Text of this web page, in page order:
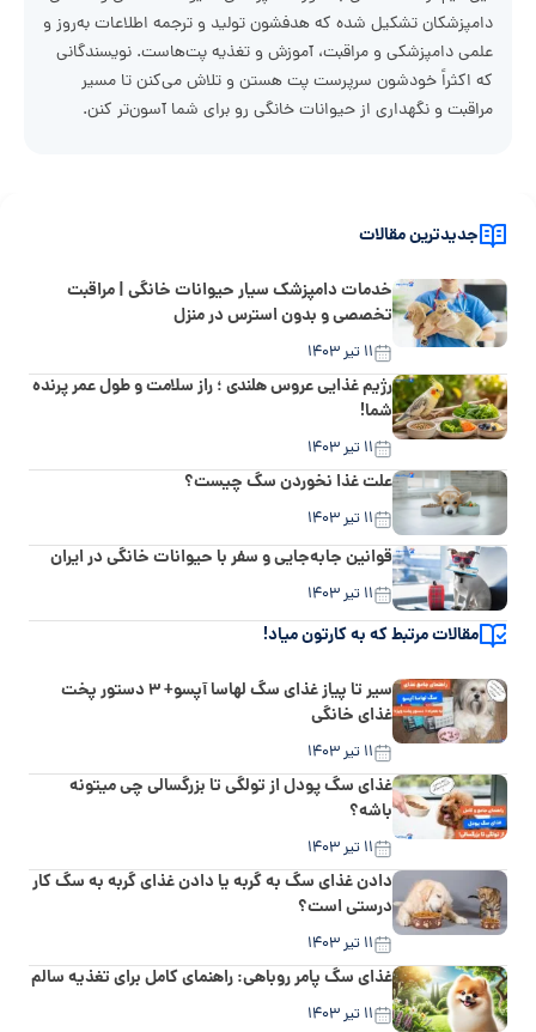
دامپزشکان تشکیل شده که هدفشون تولید و ترجمه اطلاعات به‌روز و
علمی دامپزشکی و مراقبت، آموزش و تغذیه پت‌هاست. نویسندگانی
که اکثراً خودشون سرپرست پت هستن و تلاش می‌کنن تا مسیر
مراقبت و نگهداری از حیوانات خانگی رو برای شما آسون‌تر کنن.
جدیدترین مقالات
خدمات دامپزشک سیار حیوانات خانگی | مراقبت
تخصصی و بدون استرس در منزل
۱۱ تیر ۱۴۰۳
رژیم غذایی عروس هلندی ؛ راز سلامت و طول عمر پرنده
شما!
۱۱ تیر ۱۴۰۳
علت غذا نخوردن سگ چیست؟
۱۱ تیر ۱۴۰۳
قوانین جابه‌جایی و سفر با حیوانات خانگی در ایران
۱۱ تیر ۱۴۰۳
مقالات مرتبط که به کارتون میاد!
سیر تا پیاز غذای سگ لهاسا آپسو+ ۳ دستور پخت
غذای خانگی
۱۱ تیر ۱۴۰۳
غذای سگ پودل از تولگی تا بزرگسالی چی میتونه
باشه؟
۱۱ تیر ۱۴۰۳
دادن غذای سگ به گربه یا دادن غذای گربه به سگ کار
درستی است؟
۱۱ تیر ۱۴۰۳
غذای سگ پامر روباهی: راهنمای کامل برای تغذیه سالم
۱۱ تیر ۱۴۰۳